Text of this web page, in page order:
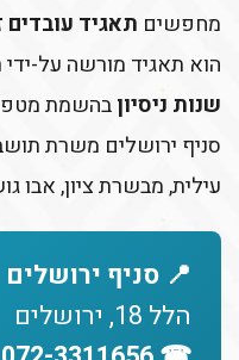
מחפשים תאגיד עובדים
הוא תאגיד מורשה על-ידי
שנות ניסיוןבהשמת
סניף ירושלים משרת
עילית, מבשרת ציון, אבו
📍 סניף ירושלים
הלל 18, ירושלים